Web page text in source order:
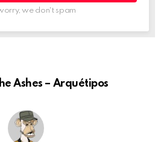
we don't spam
Ashes – Arquétipos